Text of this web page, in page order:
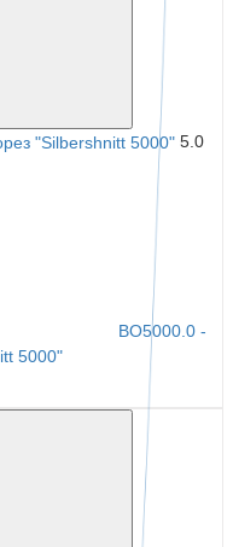
5.0
BO5000.0 -
5000"